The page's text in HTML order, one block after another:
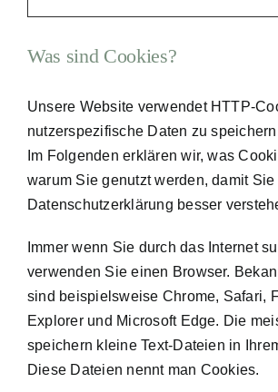
Was sind Cookies?
Unsere Website verwendet HTTP-
nutzerspezifische Daten zu
Im Folgenden erklären wir, was
warum Sie genutzt werden, damit
Datenschutzerklärung besser
Immer wenn Sie durch das Internet
verwenden Sie einen Browser.
sind beispielsweise Chrome, Safari,
Explorer und Microsoft Edge. Die
speichern kleine Text-Dateien in
Diese Dateien nennt man Cookies.